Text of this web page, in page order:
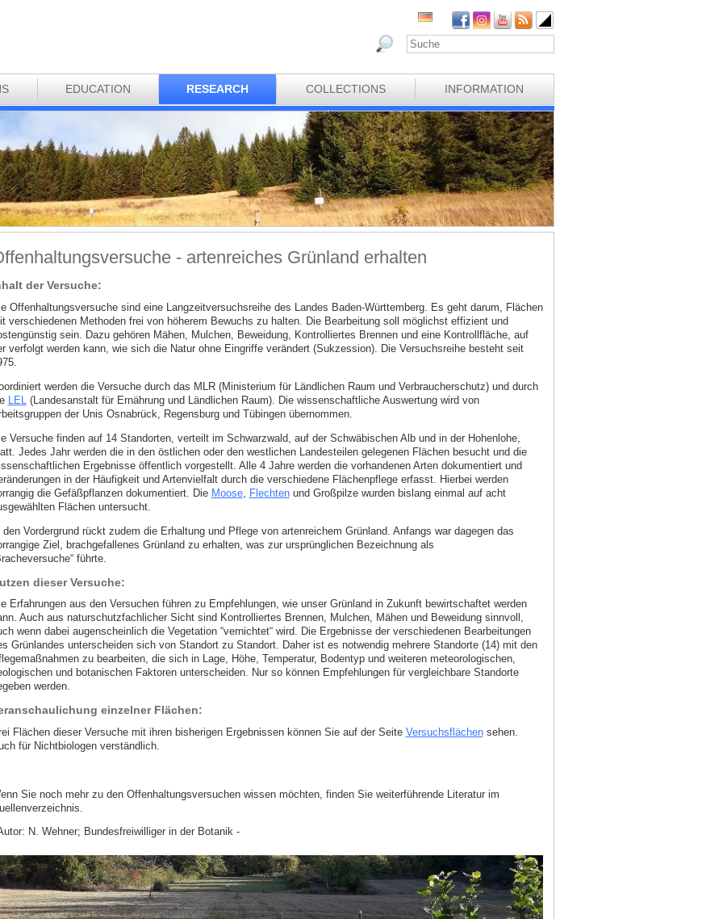
EDUCATION RESEARCH COLLECTIONS INFORMATION
- artenreiches Grünland erhalten
der Versuche:
Offenhaltungsversuche sind eine Langzeitversuchsreihe des Landes Baden-Württemberg. Es geht darum, Flächen
verschiedenen Methoden frei von höherem Bewuchs zu halten. Die Bearbeitung soll möglichst effizient und
sein. Dazu gehören Mähen, Mulchen, Beweidung, Kontrolliertes Brennen und eine Kontrollfläche, auf
verfolgt werden kann, wie sich die Natur ohne Eingriffe verändert (Sukzession). Die Versuchsreihe besteht seit
werden die Versuche durch das MLR (Ministerium für Ländlichen Raum und Verbraucherschutz) und durch
LEL(Landesanstalt für Ernährung und Ländlichen Raum). Die wissenschaftliche Auswertung wird von
der Unis Osnabrück, Regensburg und Tübingen übernommen.
Versuche finden auf 14 Standorten, verteilt im Schwarzwald, auf der Schwäbischen Alb und in der Hohenlohe,
Jedes Jahr werden die in den östlichen oder den westlichen Landesteilen gelegenen Flächen besucht und die
Ergebnisse öffentlich vorgestellt. Alle 4 Jahre werden die vorhandenen Arten dokumentiert und
in der Häufigkeit und Artenvielfalt durch die verschiedene Flächenpflege erfasst. Hierbei werden
die Gefäßpflanzen dokumentiert. Die Moose, Flechtenund Großpilze wurden bislang einmal auf acht
Flächen untersucht.
den Vordergrund rückt zudem die Erhaltung und Pflege von artenreichem Grünland. Anfangs war dagegen das
Ziel, brachgefallenes Grünland zu erhalten, was zur ursprünglichen Bezeichnung als
führte.
dieser Versuche:
Erfahrungen aus den Versuchen führen zu Empfehlungen, wie unser Grünland in Zukunft bewirtschaftet werden
Auch aus naturschutzfachlicher Sicht sind Kontrolliertes Brennen, Mulchen, Mähen und Beweidung sinnvoll,
wenn dabei augenscheinlich die Vegetation “vernichtet“ wird. Die Ergebnisse der verschiedenen Bearbeitungen
Grünlandes unterscheiden sich von Standort zu Standort. Daher ist es notwendig mehrere Standorte (14) mit den
zu bearbeiten, die sich in Lage, Höhe, Temperatur, Bodentyp und weiteren meteorologischen,
und botanischen Faktoren unterscheiden. Nur so können Empfehlungen für vergleichbare Standorte
werden.
einzelner Flächen:
Flächen dieser Versuche mit ihren bisherigen Ergebnissen können Sie auf der Seite Versuchsflächensehen.
für Nichtbiologen verständlich.
Sie noch mehr zu den Offenhaltungsversuchen wissen möchten, finden Sie weiterführende Literatur im
N. Wehner; Bundesfreiwilliger in der Botanik -